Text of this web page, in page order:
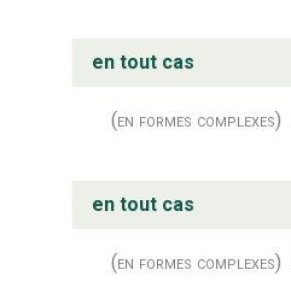
en tout cas
(en formes complexes)
en tout cas
(en formes complexes)